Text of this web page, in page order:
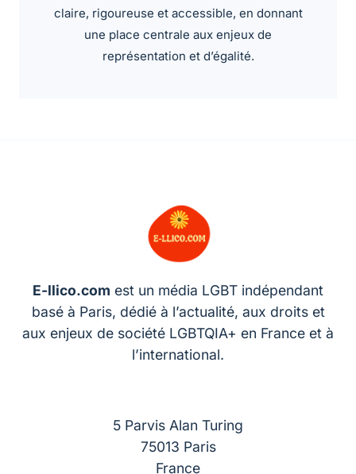
claire, rigoureuse et accessible, en donnant
une place centrale aux enjeux de
représentation et d’égalité.
E-llico.com est un média LGBT indépendant
basé à Paris, dédié à l’actualité, aux droits et
aux enjeux de société LGBTQIA+ en France et à
l’international.
5 Parvis Alan Turing
75013 Paris
France